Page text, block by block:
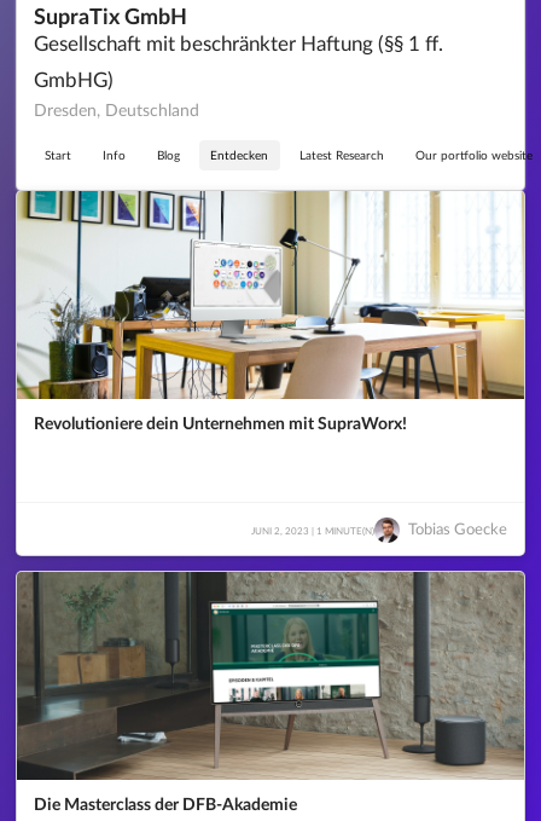
SupraTix GmbH
Gesellschaft mit beschränkter Haftung (§§ 1 ff.
GmbHG)
Dresden, Deutschland
Start Info Blog Entdecken Latest Research Our portfolio website
Revolutioniere dein Unternehmen mit SupraWorx!
Tobias Goecke
JUNI 2, 2023 | 1 MINUTE(N)
Die Masterclass der DFB-Akademie